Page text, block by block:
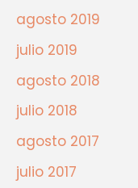
agosto 2019
julio 2019
agosto 2018
julio 2018
agosto 2017
julio 2017